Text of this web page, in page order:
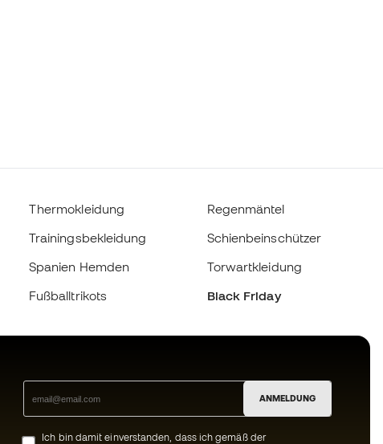
Thermokleidung
Trainingsbekleidung
Spanien Hemden
Fußballtrikots
Regenmäntel
Schienbeinschützer
Torwartkleidung
Black Friday
ANMELDUNG
Ich bin damit einverstanden, dass ich gemäß der